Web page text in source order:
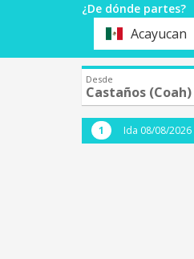
¿De dónde partes?
OrigenAcayucan
Desde
Castaños (Coah)
Ida 08/08/2026